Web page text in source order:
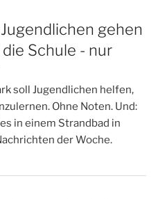
gehen
Schule - nur
soll Jugendlichen helfen,
Ohne Noten. Und:
in einem Strandbad in
der Woche.